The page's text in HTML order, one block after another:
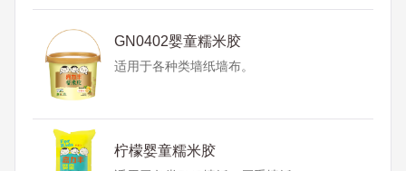
GN0402婴童糯米胶
适用于各种类墙纸墙布。
柠檬婴童糯米胶